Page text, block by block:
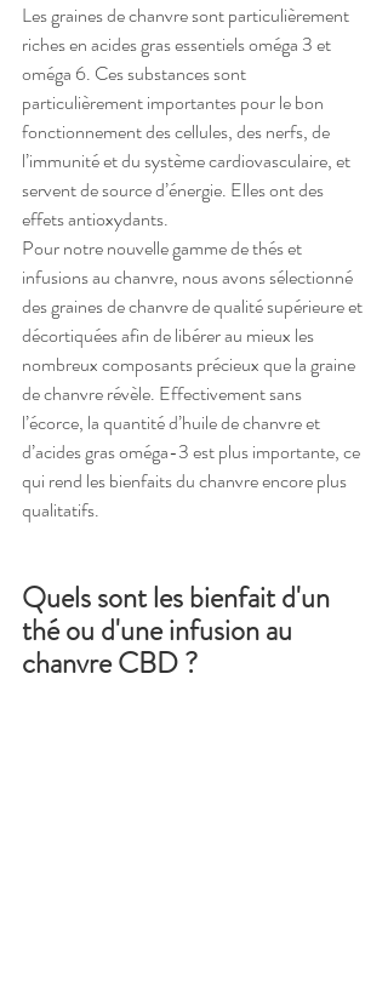
Les graines de chanvre sont particulièrement
riches en acides gras essentiels oméga 3 et
oméga 6. Ces substances sont
particulièrement importantes pour le bon
fonctionnement des cellules, des nerfs, de
l’immunité et du système cardiovasculaire, et
servent de source d’énergie. Elles ont des
effets antioxydants.
Pour notre nouvelle gamme de thés et
infusions au chanvre, nous avons sélectionné
des graines de chanvre de qualité supérieure et
décortiquées afin de libérer au mieux les
nombreux composants précieux que la graine
de chanvre révèle. Effectivement sans
l’écorce, la quantité d’huile de chanvre et
d’acides gras oméga-3 est plus importante, ce
qui rend les bienfaits du chanvre encore plus
qualitatifs.
Quels sont les bienfait d'un
thé ou d'une infusion au
chanvre CBD ?